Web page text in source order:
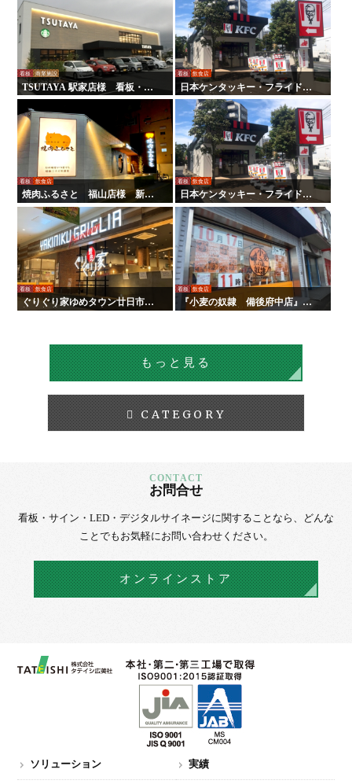
看板 商業施設
TSUTAYA 駅家店様 看板・サ
イン
看板 飲食店
日本ケンタッキー・フライド・
チキン様 全国店舗サイン工事 |
タテイシ広美社
看板 飲食店
焼肉ふるさと 福山店様 新装
サイン工事
看板 飲食店
日本ケンタッキー・フライド・
チキン様 全国店舗サイン工事
看板 飲食店
ぐりぐり家ゆめタウン廿日市店
様 新装サイン工事
看板 飲食店
『小麦の奴隷 備後府中店』様
の壁面看板の施工を行いまし
もっと見る
CATEGORY
お問合せ
看板・サイン・LED・デジタルサイネージに関することなら、
どんな
ことでもお気軽にお問い合わせください。
オンラインストア
ソリューション 実績